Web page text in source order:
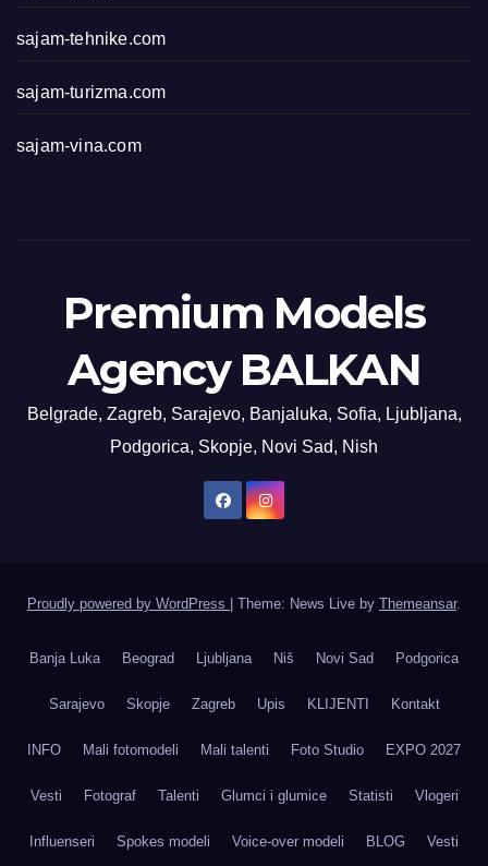
sajam-tehnike.com
sajam-turizma.com
sajam-vina.com
Premium Models
Agency BALKAN
Belgrade, Zagreb, Sarajevo, Banjaluka, Sofia, Ljubljana,
Podgorica, Skopje, Novi Sad, Nish
Proudly powered by WordPress Theme: News Live by Themeansar.
Banja Luka Beograd Ljubljana Niš Novi Sad Podgorica
Sarajevo Skopje Zagreb Upis KLIJENTI Kontakt
INFO Mali fotomodeli Mali talenti Foto Studio EXPO 2027
Vesti Fotograf Talenti Glumci i glumice Statisti Vlogeri
Influenseri Spokes modeli Voice-over modeli BLOG Vesti